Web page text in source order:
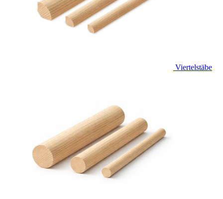
Viertelstäbe